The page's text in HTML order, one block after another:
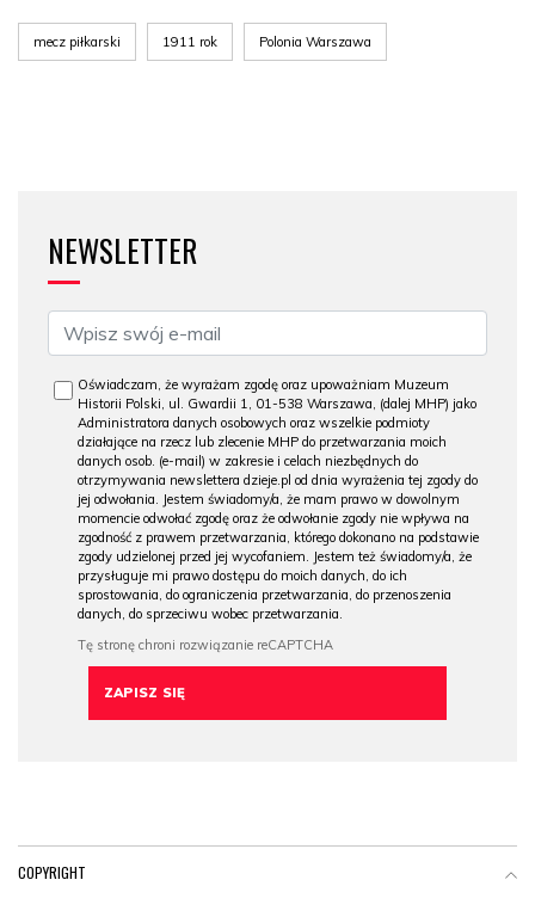
mecz piłkarski 1911 rok Polonia Warszawa
NEWSLETTER
Oświadczam, że wyrażam zgodę oraz upoważniam Muzeum
Historii Polski, ul. Gwardii 1, 01-538 Warszawa, (dalej MHP) jako
Administratora danych osobowych oraz wszelkie podmioty
działające na rzecz lub zlecenie MHP do przetwarzania moich
danych osob. (e-mail) w zakresie i celach niezbędnych do
otrzymywania newslettera dzieje.pl od dnia wyrażenia tej zgody do
jej odwołania. Jestem świadomy/a, że mam prawo w dowolnym
momencie odwołać zgodę oraz że odwołanie zgody nie wpływa na
zgodność z prawem przetwarzania, którego dokonano na podstawie
zgody udzielonej przed jej wycofaniem. Jestem też świadomy/a, że
przysługuje mi prawo dostępu do moich danych, do ich
sprostowania, do ograniczenia przetwarzania, do przenoszenia
danych, do sprzeciwu wobec przetwarzania.
COPYRIGHT